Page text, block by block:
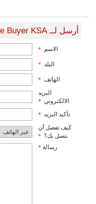
أرسل لــ Furniture Buyer KSA مشتري أثاث رسالة
الاسم *
البلد *
الهاتف *
البريد
الالكتروني *
تأكيد البريد *
كيف تفضل أن
نتصل بك؟ *
رسالة *